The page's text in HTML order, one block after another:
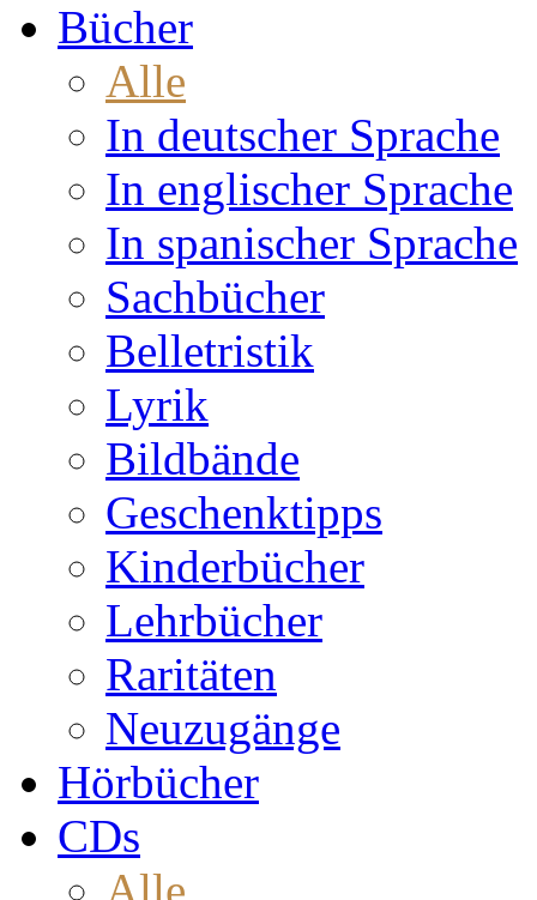
Bücher
Alle
In deutscher Sprache
In englischer Sprache
In spanischer Sprache
Sachbücher
Belletristik
Lyrik
Bildbände
Geschenktipps
Kinderbücher
Lehrbücher
Raritäten
Neuzugänge
Hörbücher
CDs